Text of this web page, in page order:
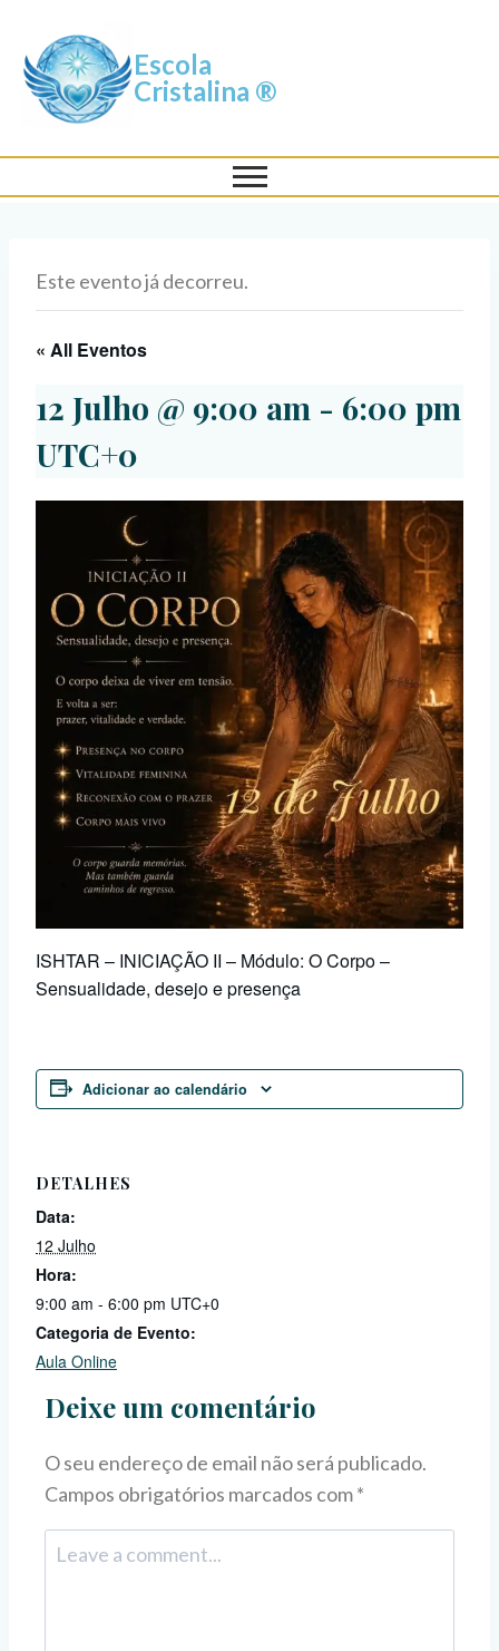
Escola
Cristalina ®
Este evento já decorreu.
« All Eventos
12 Julho @ 9:00 am - 6:00 pm
UTC+0
ISHTAR – INICIAÇÃO II – Módulo: O Corpo –
Sensualidade, desejo e presença
Adicionar ao calendário
DETALHES
Data:
12 Julho
Hora:
9:00 am - 6:00 pm UTC+0
Categoria de Evento:
Aula Online
Deixe um comentário
O seu endereço de email não será publicado.
Campos obrigatórios marcados com*